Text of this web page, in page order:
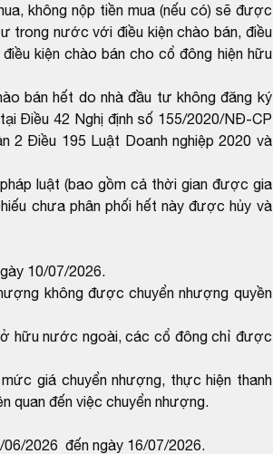
không nộp tiền mua (nếu có) sẽ được
trong nước với điều kiện chào bán, điều
kiện chào bán cho cổ đông hiện hữu
bán hết do nhà đầu tư không đăng ký
Điều 42 Nghị định số 155/2020/NĐ-CP
2 Điều 195 Luật Doanh nghiệp 2020 và
luật (bao gồm cả thời gian được gia
chưa phân phối hết này được hủy và
10/07/2026.
không được chuyển nhượng quyền
hữu nước ngoài, các cổ đông chỉ được
giá chuyển nhượng, thực hiện thanh
quan đến việc chuyển nhượng.
2026 đến ngày 16/07/2026.